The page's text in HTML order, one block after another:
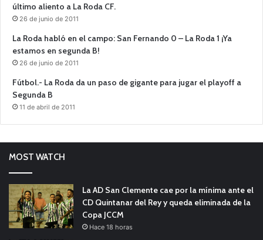
último aliento a La Roda CF.
26 de junio de 2011
La Roda habló en el campo: San Fernando 0 – La Roda 1 ¡Ya
estamos en segunda B!
26 de junio de 2011
Fútbol.- La Roda da un paso de gigante para jugar el playoff a
Segunda B
11 de abril de 2011
MOST WATCH
La AD San Clemente cae por la mínima ante el
CD Quintanar del Rey y queda eliminada de la
Copa JCCM
Hace 18 horas